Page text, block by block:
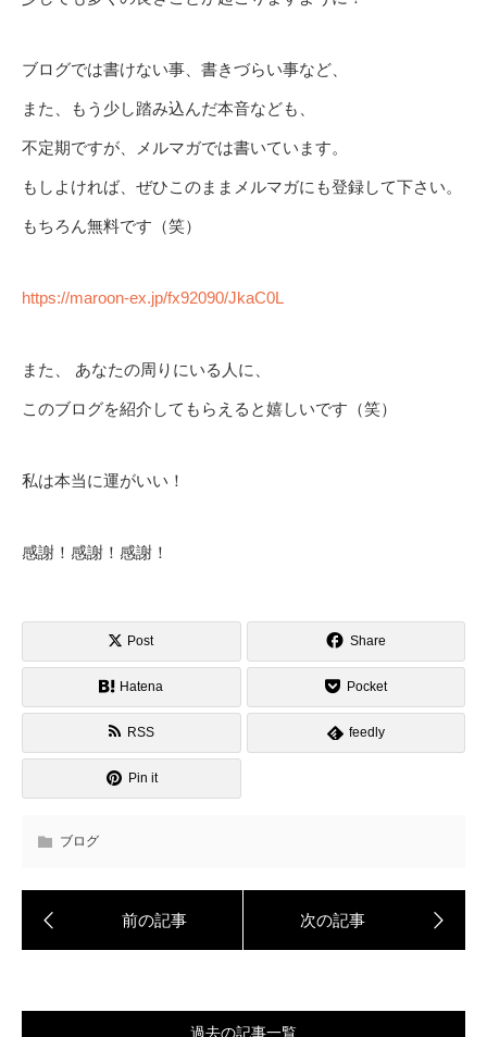
ブログでは書けない事、書きづらい事など、
また、もう少し踏み込んだ本音なども、
不定期ですが、メルマガでは書いています。
もしよければ、ぜひこのままメルマガにも登録して下さい。
もちろん無料です（笑）
https://maroon-ex.jp/fx92090/JkaC0L
また、 あなたの周りにいる人に、
このブログを紹介してもらえると嬉しいです（笑）
私は本当に運がいい！
感謝！感謝！感謝！
Post Share
Hatena Pocket
RSS feedly
Pin it
ブログ
過去の記事一覧